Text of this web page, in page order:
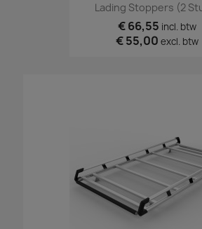
Lading Stoppers (2
€ 66,55 incl. btw
€ 55,00 excl. btw